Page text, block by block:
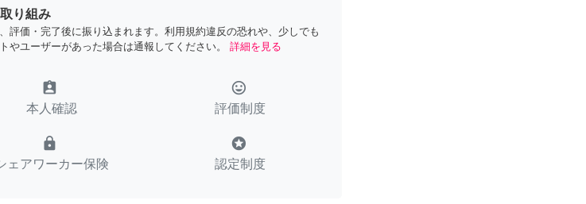
り組み
評価・完了後に振り込まれます。利用規約違反の恐れや、少しでも
やユーザーがあった場合は通報してください。
詳細を見る
assignment_ind
本人確認
tag_faces
評価制度
lock
ェアワーカー保険
stars
認定制度